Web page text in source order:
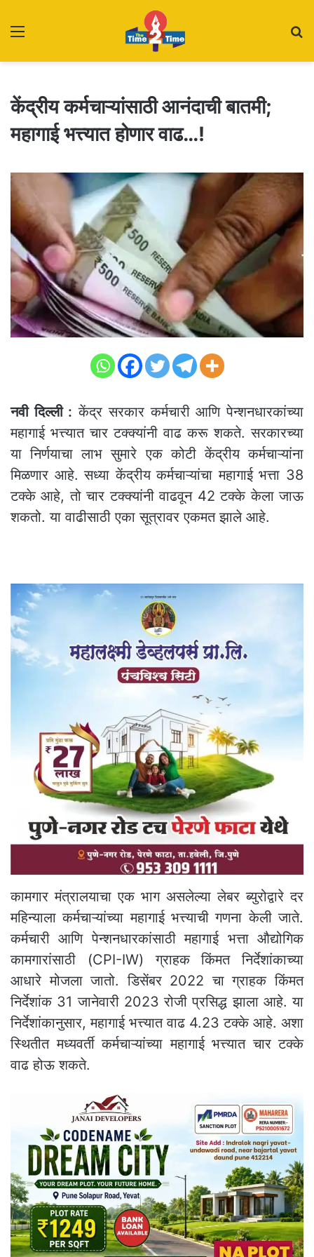
केंद्रीय कर्मचाऱ्यांसाठी आनंदाची बातमी;
महागाई भत्त्यात होणार वाढ…!
नवी दिल्ली : केंद्र सरकार कर्मचारी आणि पेन्शनधारकांच्या
महागाई भत्त्यात चार टक्क्यांनी वाढ करू शकते. सरकारच्या
या निर्णयाचा लाभ सुमारे एक कोटी केंद्रीय कर्मचाऱ्यांना
मिळणार आहे. सध्या केंद्रीय कर्मचाऱ्यांचा महागाई भत्ता 38
टक्के आहे, तो चार टक्क्यांनी वाढवून 42 टक्के केला जाऊ
शकतो. या वाढीसाठी एका सूत्रावर एकमत झाले आहे.
कामगार मंत्रालयाचा एक भाग असलेल्या लेबर ब्युरोद्वारे दर
महिन्याला कर्मचाऱ्यांच्या महागाई भत्त्याची गणना केली जाते.
कर्मचारी आणि पेन्शनधारकांसाठी महागाई भत्ता औद्योगिक
कामगारांसाठी (CPI-IW) ग्राहक किंमत निर्देशांकाच्या
आधारे मोजला जातो. डिसेंबर 2022 चा ग्राहक किंमत
निर्देशांक 31 जानेवारी 2023 रोजी प्रसिद्ध झाला आहे. या
निर्देशांकानुसार, महागाई भत्त्यात वाढ 4.23 टक्के आहे. अशा
स्थितीत मध्यवर्ती कर्मचाऱ्यांच्या महागाई भत्त्यात चार टक्के
वाढ होऊ शकते.